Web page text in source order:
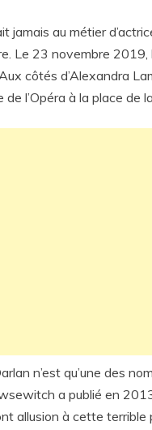
jamais au métier
Le 23 novembre
côtés d’Alexandra
l’Opéra à la place de
n’est qu’une des
a publié en
allusion à cette